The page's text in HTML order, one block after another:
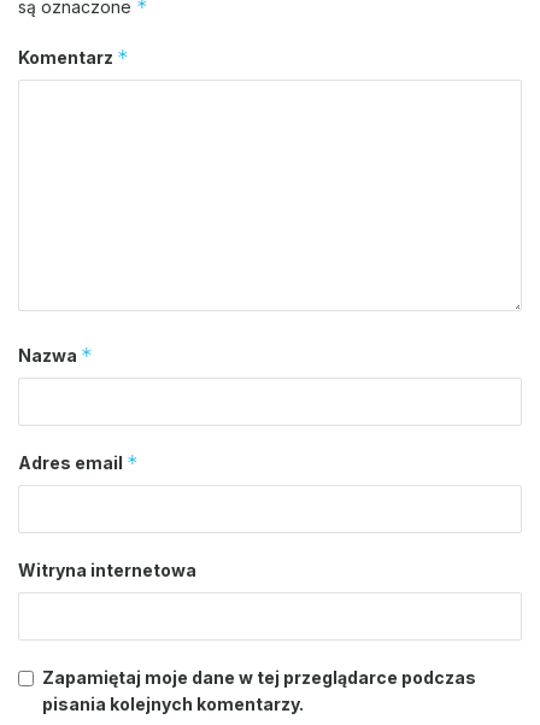
są oznaczone *
Komentarz *
Nazwa *
Adres email *
Witryna internetowa
Zapamiętaj moje dane w tej przeglądarce podczas
pisania kolejnych komentarzy.